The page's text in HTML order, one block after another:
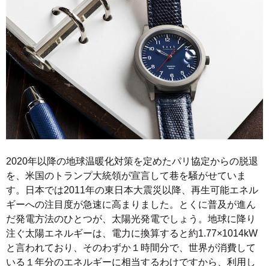
2020年以降の地球温暖化対策を定めたパリ協定からの脱退
を、米国のトランプ大統領が宣言して巷を騒がせていま
す。日本では2011年の東日本大震災以降、再生可能エネル
ギーへの注目度が急速に高まりました。とくに普及が進ん
だ発電方法のひとつが、太陽光発電でしょう。地球に降り
注ぐ太陽エネルギーは、電力に換算すると約1.77×1014kW
と言われており、そのわずか１時間分で、世界が消費して
いる１年分のエネルギーに相当するわけですから、利用し